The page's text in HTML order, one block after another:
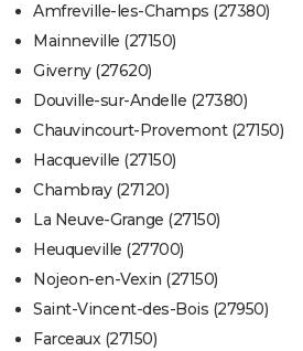
Amfreville-les-Champs (27380)
Mainneville (27150)
Giverny (27620)
Douville-sur-Andelle (27380)
Chauvincourt-Provemont (27150)
Hacqueville (27150)
Chambray (27120)
La Neuve-Grange (27150)
Heuqueville (27700)
Nojeon-en-Vexin (27150)
Saint-Vincent-des-Bois (27950)
Farceaux (27150)